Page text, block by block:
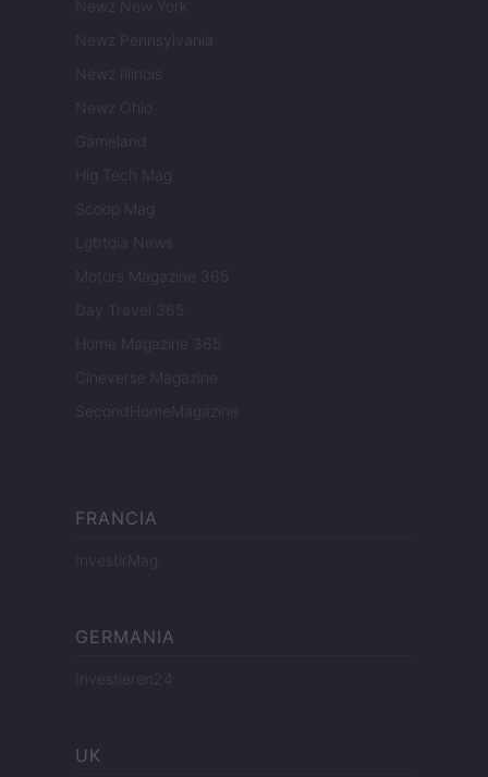
Newz New York
Newz Pennsylvania
Newz Illinois
Newz Ohio
Gameland
Hig Tech Mag
Scoop Mag
Lgbtqia News
Motors Magazine 365
Day Travel 365
Home Magazine 365
Cineverse Magazine
SecondHomeMagazine
FRANCIA
InvestirMag
GERMANIA
Investieren24
UK